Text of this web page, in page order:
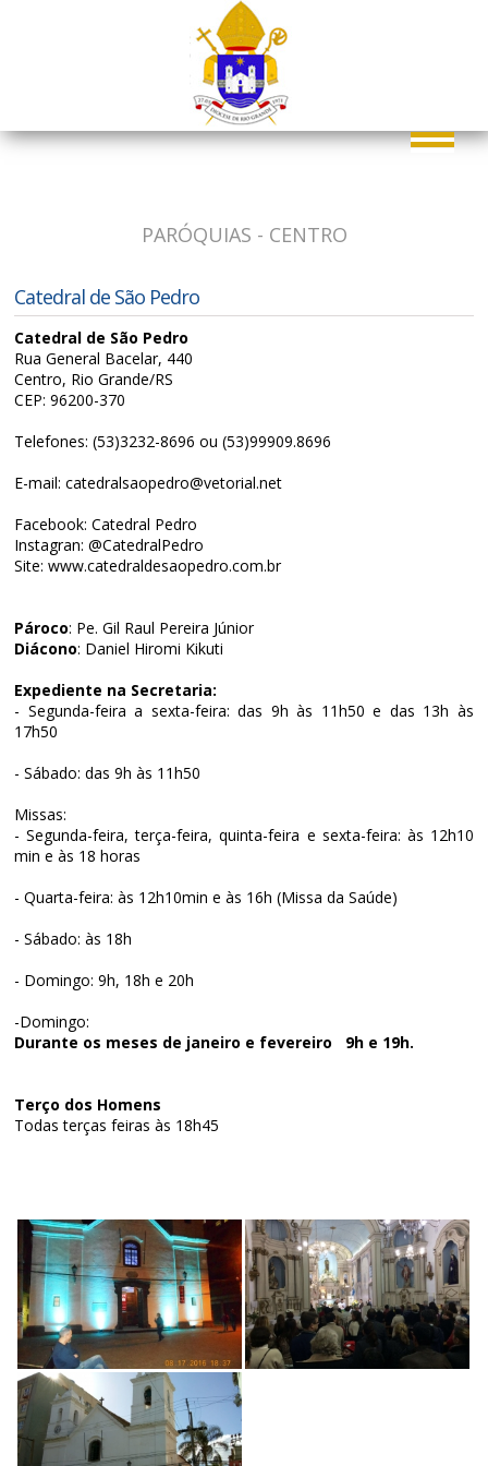
PARÓQUIAS - CENTRO
Catedral de São Pedro
Catedral de São Pedro
Rua General Bacelar, 440
Centro, Rio Grande/RS
CEP: 96200-370
Telefones: (53)3232-8696 ou (53)99909.8696
E-mail: catedralsaopedro@vetorial.net
Facebook:Catedral Pedro
Instagran: @CatedralPedro
Site:www.catedraldesaopedro.com.br
Pároco: Pe. Gil Raul Pereira Júnior
Diácono: Daniel Hiromi Kikuti
Expediente na Secretaria:
- Segunda-feira a sexta-feira: das 9h às 11h50 e das 13h às
17h50
- Sábado: das 9h às 11h50
Missas:
- Segunda-feira, terça-feira, quinta-feira e sexta-feira: às 12h10
min e às 18 horas
- Quarta-feira: às 12h10min e às 16h (Missa da Saúde)
- Sábado: às 18h
- Domingo: 9h, 18h e 20h
-Domingo:
Durante os meses de janeiro e fevereiro 9h e 19h.
Terço dos Homens
Todas terças feiras às 18h45